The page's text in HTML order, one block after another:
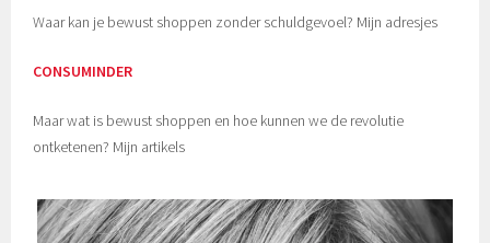
Waar kan je bewust shoppen zonder schuldgevoel? Mijn adresjes
CONSUMINDER
Maar wat is bewust shoppen en hoe kunnen we de revolutie
ontketenen? Mijn artikels